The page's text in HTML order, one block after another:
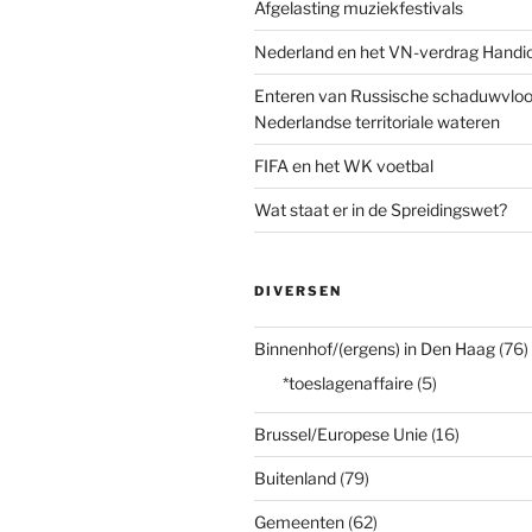
Afgelasting muziekfestivals
Nederland en het VN-verdrag
Enteren van Russische
Nederlandse territoriale wateren
FIFA en het WK voetbal
Wat staat er in de Spreidingswet?
DIVERSEN
Binnenhof/(ergens) in Den Haag (76)
*toeslagenaffaire (5)
Brussel/Europese Unie (16)
Buitenland (79)
Gemeenten (62)